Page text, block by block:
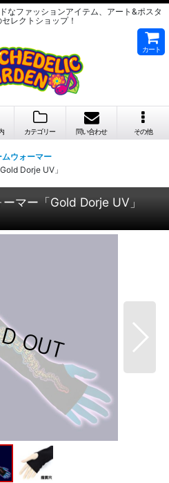
なファッションアイテム、アート&ポスタ
レクトショップ！
カート
カテゴリー 問い合わせ その他
ムウォーマー
Dorje UV」
マー「Gold Dorje UV」